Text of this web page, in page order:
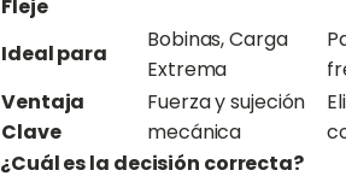
Fleje
Ideal para
Bobinas, Carga
Extrema
Ventaja
Clave
Fuerza y sujeción
mecánica
¿Cuál es la decisión correcta?